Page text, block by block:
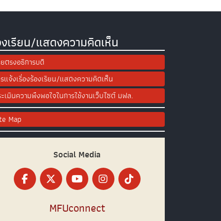
เรียน/แสดงความคิดเห็น
ตรงอธิการบดี
แจ้งเรื่องร้องเรียน/แสดงความคิดเห็น
เมินความพึงพอใจในการใช้งานเว็บไซต์ มฟล.
Map
Social Media
MFUconnect